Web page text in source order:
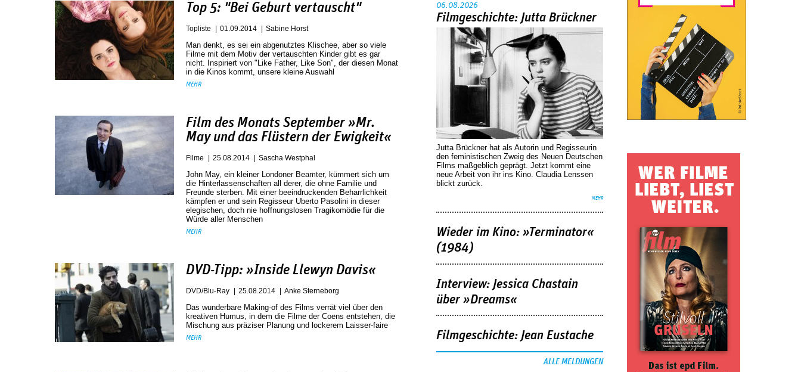
Top 5: "Bei Geburt vertauscht"
Topliste 01.09.2014 Sabine Horst
Man denkt, es sei ein abgenutztes Klischee, aber so viele
Filme mit dem Motiv der vertauschten Kinder gibt es gar
nicht. Inspiriert von "Like Father, Like Son", der diesen Monat
in die Kinos kommt, unsere kleine Auswahl
MEHR
Film des Monats September »Mr.
May und das Flüstern der Ewigkeit«
Filme 25.08.2014 Sascha Westphal
John May, ein kleiner Londoner Beamter, kümmert sich um
die Hinterlassenschaften all derer, die ohne Familie und
Freunde sterben. Mit einer beeindruckenden Beharrlichkeit
kämpfen er und sein Regisseur Uberto Pasolini in dieser
elegischen, doch nie hoffnungslosen Tragikomödie für die
Würde aller Menschen
MEHR
DVD-Tipp: »Inside Llewyn Davis«
DVD/Blu-Ray 25.08.2014 Anke Sterneborg
Das wunderbare Making-of des Films verrät viel über den
kreativen Humus, in dem die Filme der Coens entstehen, die
Mischung aus präziser Planung und lockerem ­Laisser-faire
MEHR
06.08.2026
Filmgeschichte: Jutta Brückner
Jutta Brückner hat als Autorin und Regisseurin
den feministischen Zweig des Neuen Deutschen
Films maßgeblich geprägt. Jetzt kommt eine
neue Arbeit von ihr ins Kino. Claudia Lenssen
blickt zurück.
MEHR
Wieder im Kino: »Terminator«
(1984)
Interview: Jessica Chastain
über »Dreams«
Filmgeschichte: Jean Eustache
ALLE MELDUNGEN